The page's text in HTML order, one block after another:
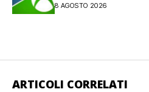
8 AGOSTO 2026
ARTICOLI CORRELATI